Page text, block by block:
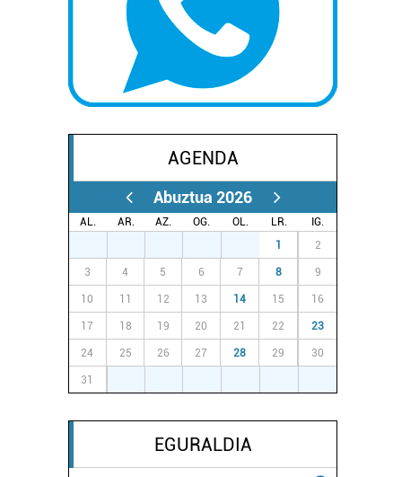
AGENDA
Abuztua 2026
AL. AR. AZ. OG. OL. LR.
IG.
1 2
3 4 5 6 7 8 9
10 11 12 13 14 15 16
17 18 19 20 21 22 23
24 25 26 27 28 29 30
31
EGURALDIA